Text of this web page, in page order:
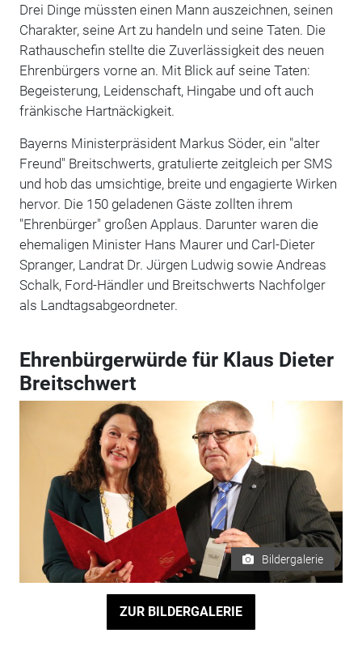
Drei Dinge müssten einen Mann auszeichnen, seinen
Charakter, seine Art zu handeln und seine Taten. Die
Rathauschefin stellte die Zuverlässigkeit des neuen
Ehrenbürgers vorne an. Mit Blick auf seine Taten:
Begeisterung, Leidenschaft, Hingabe und oft auch
fränkische Hartnäckigkeit.
Bayerns Ministerpräsident Markus Söder, ein "alter
Freund" Breitschwerts, gratulierte zeitgleich per SMS
und hob das umsichtige, breite und engagierte Wirken
hervor. Die 150 geladenen Gäste zollten ihrem
"Ehrenbürger" großen Applaus. Darunter waren die
ehemaligen Minister Hans Maurer und Carl-Dieter
Spranger, Landrat Dr. Jürgen Ludwig sowie Andreas
Schalk, Ford-Händler und Breitschwerts Nachfolger
als Landtagsabgeordneter.
Ehrenbürgerwürde für Klaus Dieter
Breitschwert
Bildergalerie
ZUR BILDERGALERIE